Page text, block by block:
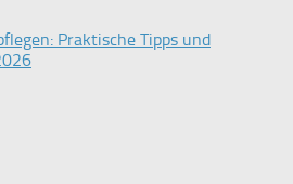
Praktische Tipps und